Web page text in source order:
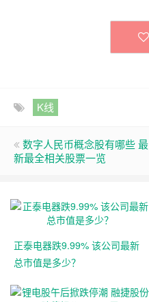
K线
数字人民币概念股有哪些 最
新最全相关股票一览
正泰电器跌9.99% 该公司最新
总市值是多少？